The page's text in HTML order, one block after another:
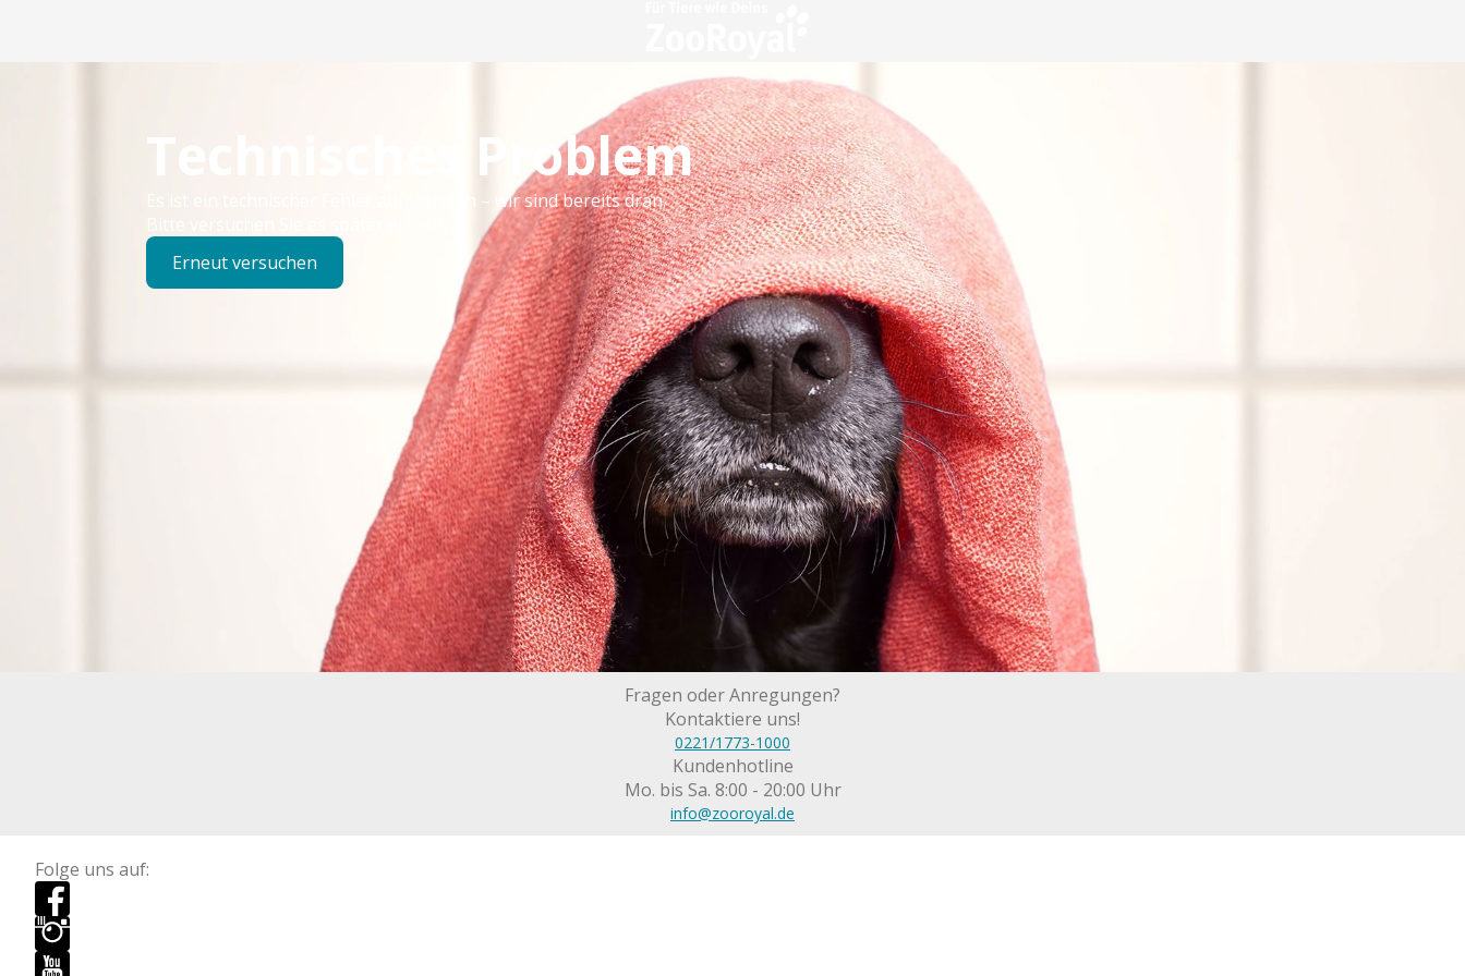
Technisches Problem
Es ist ein technischer Fehler aufgetreten – wir sind bereits dran.
Bitte versuchen Sie es später erneut.
Erneut versuchen
Fragen oder Anregungen?
Kontaktiere uns!
0221/1773-1000
Kundenhotline
Mo. bis Sa. 8:00 - 20:00 Uhr
info@zooroyal.de
Folge uns auf: